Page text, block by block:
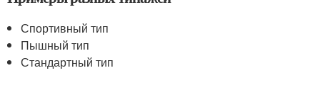
Спортивный тип
Пышный тип
Стандартный тип